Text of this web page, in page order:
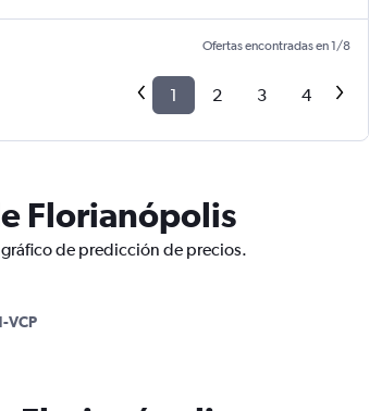
Ofertas encontradas en 1/8
1 2 3 4
Florianópolis
de predicción de precios.
VCP